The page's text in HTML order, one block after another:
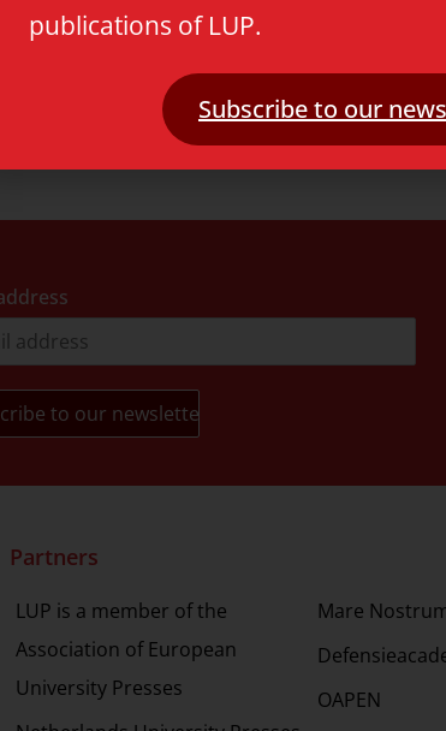
met een stimulerende presentatie van
voor computationele
van de voortgaande digitalisering?
Partners
LUP is a member of the
Association of European
University Presses
Mare
OAPEN
publications of LUP.
Subscribe to our